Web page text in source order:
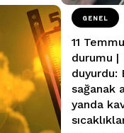
GENEL
11
durumu
duyurdu:
sağanak
yanda